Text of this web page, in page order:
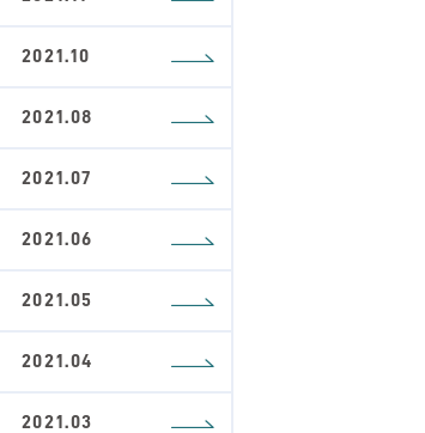
2021.10
2021.08
2021.07
2021.06
2021.05
2021.04
2021.03